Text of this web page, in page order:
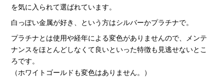
を気に入られて選ばれています。
白っぽい金属が好き、という方はシルバーかプラチナで。
プラチナとは使用や経年による変色がありませんので、メンテ
ナンスをほとんどしなくて良いといった特徴も見逃せないとこ
ろです。
（ホワイトゴールドも変色はありません。）